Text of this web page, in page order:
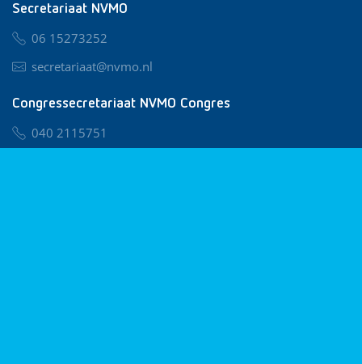
Secretariaat NVMO
06 15273252
secretariaat@nvmo.nl
Congressecretariaat NVMO Congres
040 2115751